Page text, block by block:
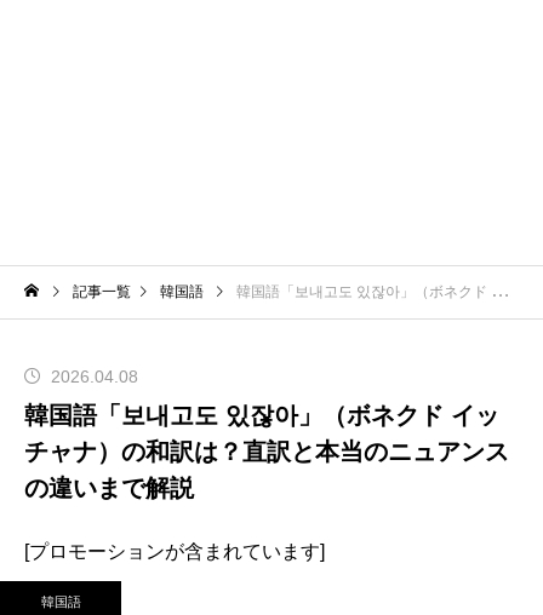
記事一覧 韓国語 韓国語「보내고도 있잖아」（ボネクド イッチャナ）の和訳は？直訳と本当のニュアンスの違いまで解説
2026.04.08
韓国語「보내고도 있잖아」（ボネクド イッ
チャナ）の和訳は？直訳と本当のニュアンス
の違いまで解説
[プロモーションが含まれています]
韓国語